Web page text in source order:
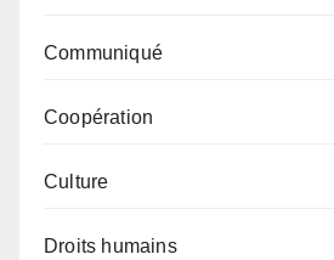
Communiqué
Coopération
Culture
Droits humains